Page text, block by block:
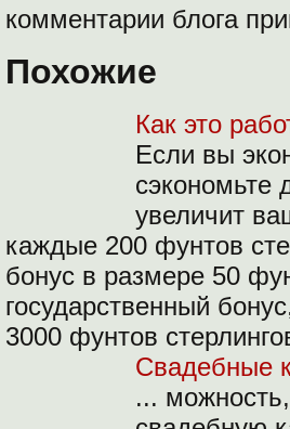
комментарии блога
Похожие
Как это
Если вы
сэкономьте
увеличит
каждые 200 фунтов
бонус в размере 50
государственный
3000 фунтов
Свадебные
...